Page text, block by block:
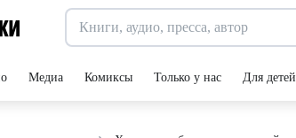
Медиа Комиксы Только у нас Для детей